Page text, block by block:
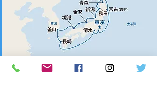
プリンセススタンダード基本価格
​(9/30までのスーパー早割価格）